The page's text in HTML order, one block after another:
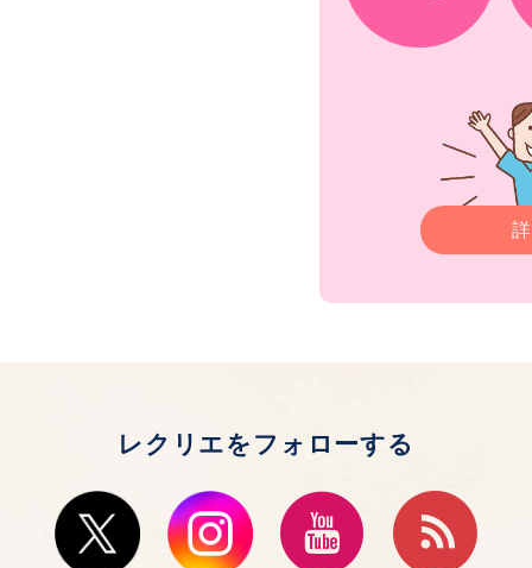
レクリエをフォローする